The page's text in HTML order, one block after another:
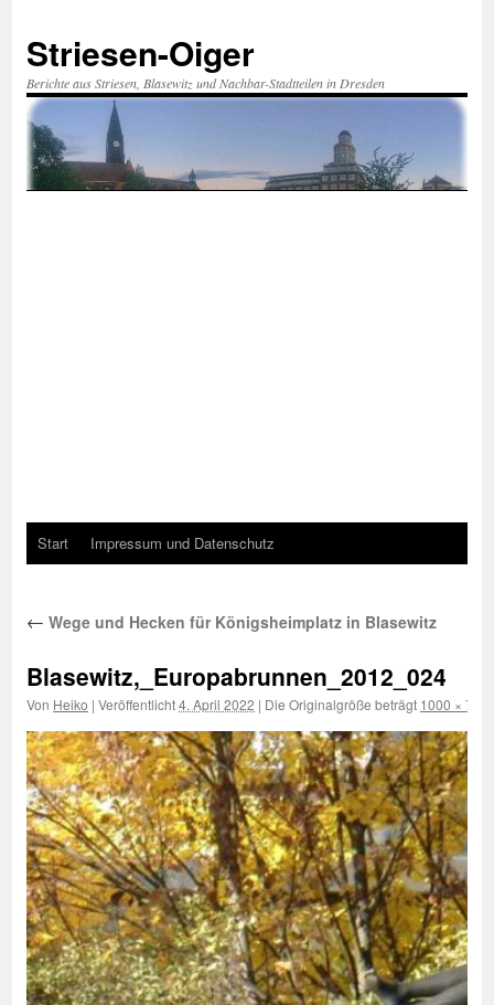
springen
Striesen-Oiger
Berichte aus Striesen, Blasewitz und Nachbar-Stadtteilen in Dresden
Start Impressum und Datenschutz
← Wege und Hecken für Königsheimplatz in Blasewitz
Blasewitz,_Europabrunnen_2012_024
Von Heiko | Veröffentlicht4. April 2022 | Die Originalgröße beträgt 1000 × 750